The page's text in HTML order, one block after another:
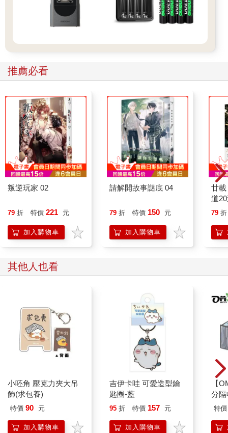
推薦必看
叛逆玩家 02
79 折 特價 221 元
加入購物車
請解開故事謎底 04
79 折 特價 150 元
加入購物車
廿
道
79 折
其他人也看
小呸角 壓克力夾大吊
飾(求包養)
特價 90 元
加入購物車
吉伊卡哇 可愛造型鑰
匙圈-藍
95 折 特價 157 元
加入購物車
【
分
特價